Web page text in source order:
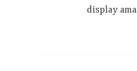
display